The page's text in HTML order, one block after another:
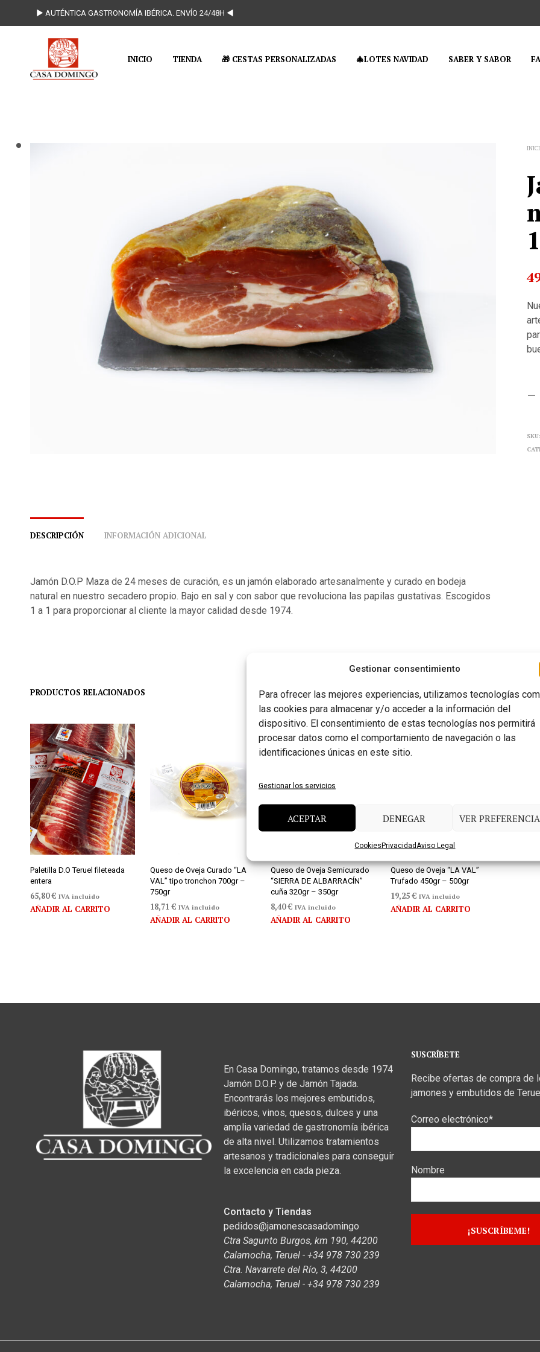
Gestionar consentimiento
Para ofrecer las mejores experiencias, utilizamos tecnologías
las cookies para almacenar y/o acceder a la información del
dispositivo. El consentimiento de estas tecnologías nos permitirá
procesar datos como el comportamiento de navegación o las
identificaciones únicas en este sitio.
Gestionar los servicios
ACEPTAR DENEGAR VER
CookiesPrivacidad Aviso Legal
► AUTÉNTICA GASTRONOMÍA IBÉRICA. ENVÍO 24/48H ◄
INICIO TIENDA 🎁 CESTAS PERSONALIZADAS 🎄LOTES NAVIDAD SABER Y SABOR
DESCRIPCIÓN INFORMACIÓN ADICIONAL
Jamón D.O.P Maza de 24 meses de curación, es un jamón elaborado artesanalmente y curado en bodeja
natural en nuestro secadero propio. Bajo en sal y con sabor que revoluciona las papilas gustativas. Escogidos
1 a 1 para proporcionar al cliente la mayor calidad desde 1974.
PRODUCTOS RELACIONADOS
Paletilla D.O Teruel fileteada
entera
65,80€ IVA incluido
AÑADIR AL CARRITO
Queso de Oveja Curado “LA
VAL” tipo tronchon 700gr –
750gr
18,71€ IVA incluido
AÑADIR AL CARRITO
Queso de Oveja Semicurado
“SIERRA DE ALBARRACÍN”
cuña 320gr – 350gr
8,40€ IVA incluido
AÑADIR AL CARRITO
Queso de Oveja “LA VAL”
Trufado 450gr – 500gr
19,25€ IVA incluido
AÑADIR AL CARRITO
En Casa Domingo, tratamos desde 1974
Jamón D.O.P. y de Jamón Tajada.
Encontrarás los mejores embutidos,
ibéricos, vinos, quesos, dulces y una
amplia variedad de gastronomía ibérica
de alta nivel. Utilizamos tratamientos
artesanos y tradicionales para conseguir
la excelencia en cada pieza.
Contacto y Tiendas
pedidos@jamonescasadomingo
Ctra Sagunto Burgos, km 190, 44200
Calamocha, Teruel - +34 978 730 239
Ctra. Navarrete del Río, 3, 44200
Calamocha, Teruel - +34 978 730 239
SUSCRÍBETE
Recibe ofertas de compra de
jamones y embutidos de
Correo electrónico*
Nombre